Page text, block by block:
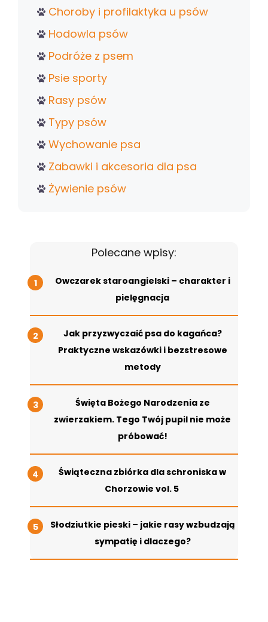
Choroby i profilaktyka u psów
Hodowla psów
Podróże z psem
Psie sporty
Rasy psów
Typy psów
Wychowanie psa
Zabawki i akcesoria dla psa
Żywienie psów
Polecane wpisy:
Owczarek staroangielski – charakter i
pielęgnacja
Jak przyzwyczaić psa do kagańca?
Praktyczne wskazówki i bezstresowe
metody
Święta Bożego Narodzenia ze
zwierzakiem. Tego Twój pupil nie może
próbować!
Świąteczna zbiórka dla schroniska w
Chorzowie vol. 5
Słodziutkie pieski – jakie rasy wzbudzają
sympatię i dlaczego?